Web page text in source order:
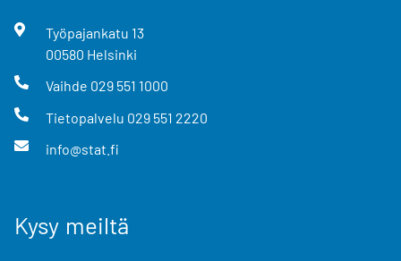
Työpajankatu 13
00580 Helsinki
Vaihde 029 551 1000
Tietopalvelu 029 551 2220
info@stat.fi
Kysy meiltä